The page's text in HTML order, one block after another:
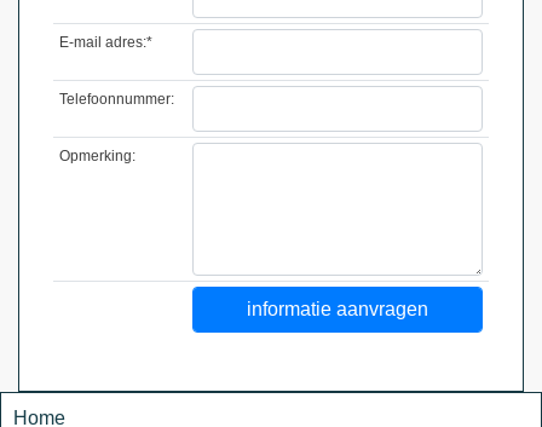
E-mail adres:*
Telefoonnummer:
Opmerking:
Home